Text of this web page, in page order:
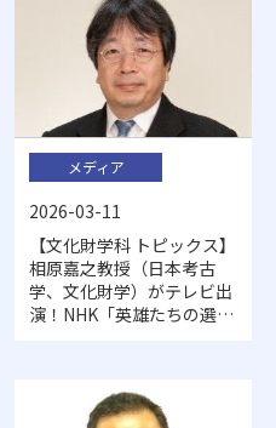
メディア
2026-03-11
【文化財学科 トピックス】
相原嘉之教授（日本考古
学、文化財学）がテレビ出
演！NHK「英雄たちの選